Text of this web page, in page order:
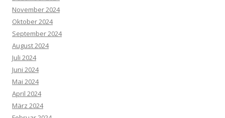
November 2024
Oktober 2024
September 2024
August 2024
Juli 2024
Juni 2024
Mai 2024
April 2024
März 2024